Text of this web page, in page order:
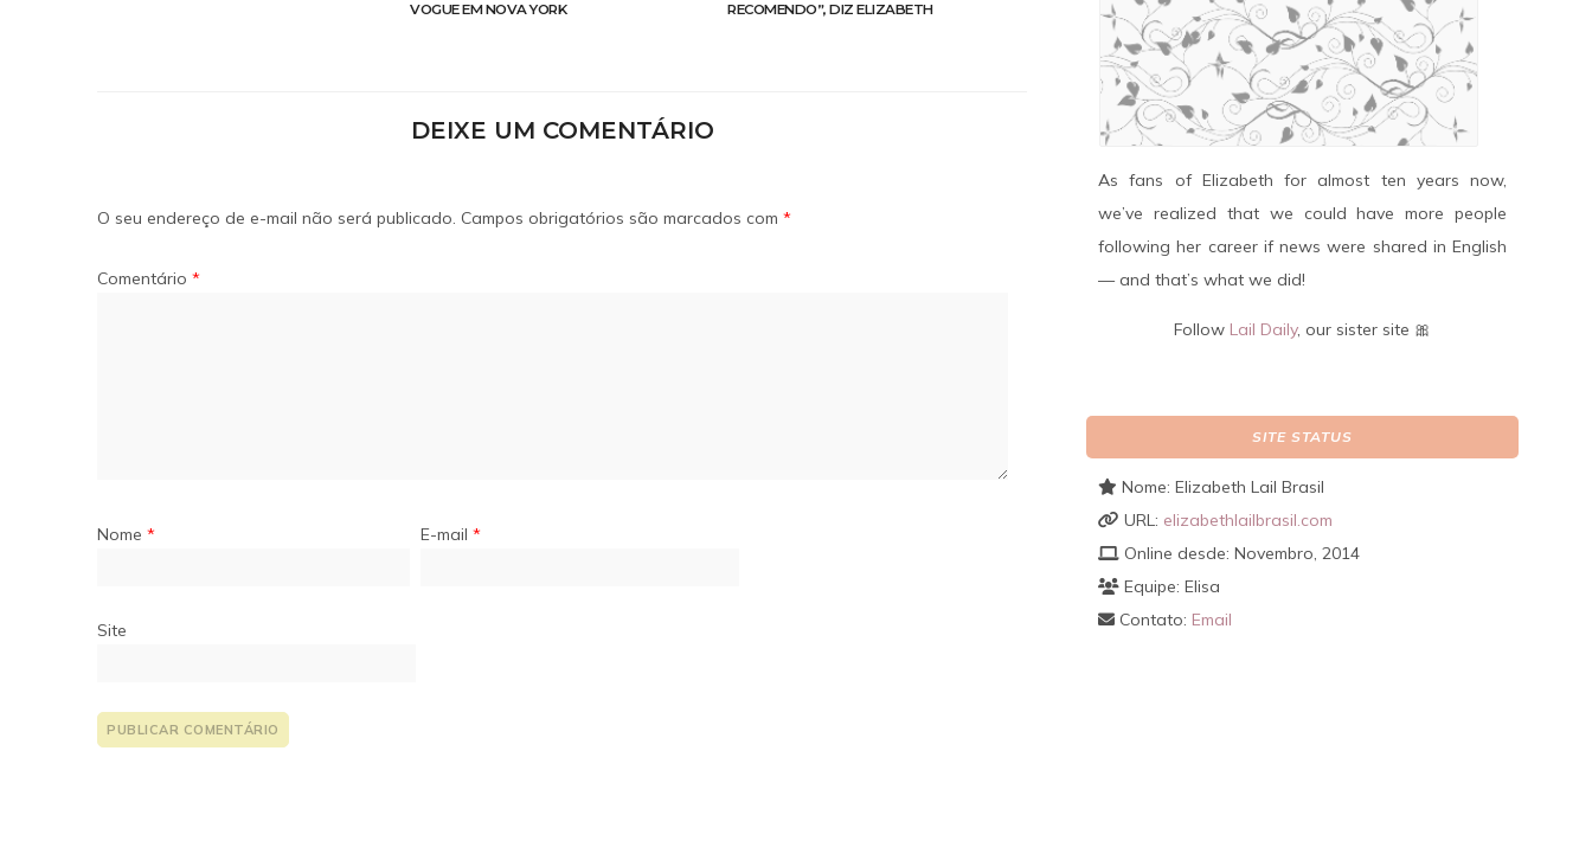
VOGUE EM NOVA YORK
RECOMENDO”, DIZ ELIZABETH
DEIXE UM COMENTÁRIO
O seu endereço de e-mail não será publicado. Campos obrigatórios são marcados com *
Comentário *
Nome * E-mail *
Site
As fans of Elizabeth for almost ten years now,
we’ve realized that we could have more people
following her career if news were shared in English
— and that’s what we did!
Follow Lail Daily, our sister site 🎀
SITE STATUS
Nome: Elizabeth Lail Brasil
URL: elizabethlailbrasil.com
Online desde: Novembro, 2014
Equipe: Elisa
Contato: Email